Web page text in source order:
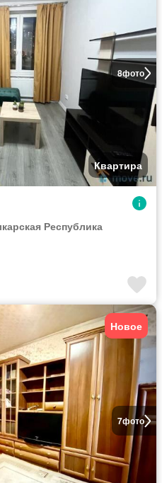
8фото
Квартира
Республика
7фото
Новое